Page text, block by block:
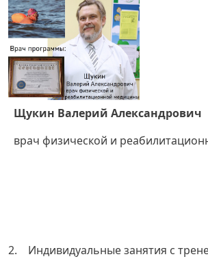
Щукин Валерий Александрович
врач физической и
2. Индивидуальные занятия с